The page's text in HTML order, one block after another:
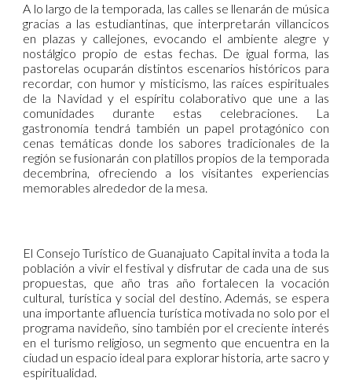
A lo largo de la temporada, las calles se llenarán de música
gracias a las estudiantinas, que interpretarán villancicos
en plazas y callejones, evocando el ambiente alegre y
nostálgico propio de estas fechas. De igual forma, las
pastorelas ocuparán distintos escenarios históricos para
recordar, con humor y misticismo, las raíces espirituales
de la Navidad y el espíritu colaborativo que une a las
comunidades durante estas celebraciones. La
gastronomía tendrá también un papel protagónico con
cenas temáticas donde los sabores tradicionales de la
región se fusionarán con platillos propios de la temporada
decembrina, ofreciendo a los visitantes experiencias
memorables alrededor de la mesa.
El Consejo Turístico de Guanajuato Capital invita a toda la
población a vivir el festival y disfrutar de cada una de sus
propuestas, que año tras año fortalecen la vocación
cultural, turística y social del destino. Además, se espera
una importante afluencia turística motivada no solo por el
programa navideño, sino también por el creciente interés
en el turismo religioso, un segmento que encuentra en la
ciudad un espacio ideal para explorar historia, arte sacro y
espiritualidad.